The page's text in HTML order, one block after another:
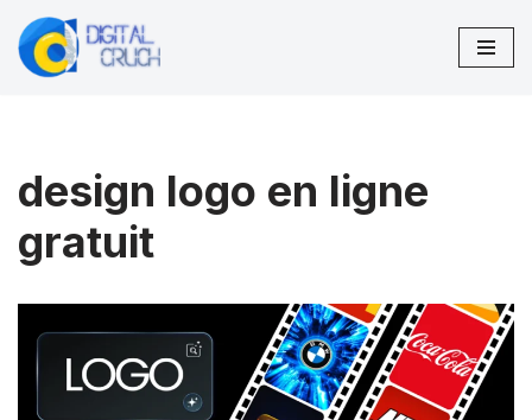
Aller
design logo en ligne
gratuit